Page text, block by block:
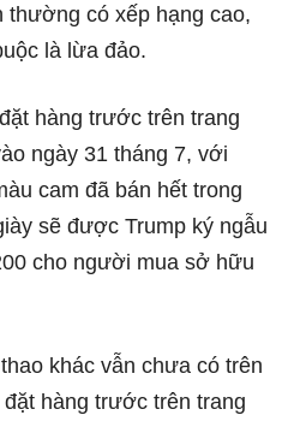
thường có xếp hạng cao,
là lừa đảo.
hàng trước trên trang
ngày 31 tháng 7, với
cam đã bán hết trong
sẽ được Trump ký ngẫu
cho người mua sở hữu
khác vẫn chưa có trên
hàng trước trên trang